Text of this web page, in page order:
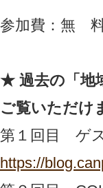
参加費：無
★ 過去の「地
ご覧いただけ
第１回目 ゲ
https://